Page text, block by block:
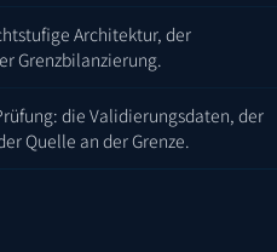
Architektur, der
Grenzbilanzierung.
die Validierungsdaten, der
Quelle an der Grenze.